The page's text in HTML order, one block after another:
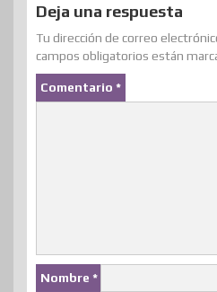
Deja una respuesta
Tu dirección de correo
campos obligatorios están
Comentario *
Nombre *